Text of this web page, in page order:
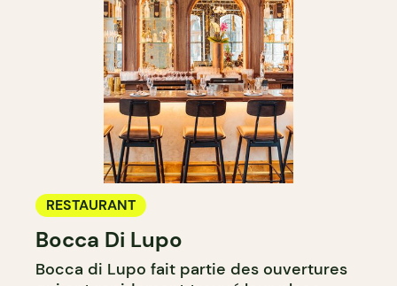
RESTAURANT
Bocca Di Lupo
Bocca di Lupo fait partie des ouvertures